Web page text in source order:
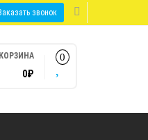
звонок
КОРЗИНА
0₽
0